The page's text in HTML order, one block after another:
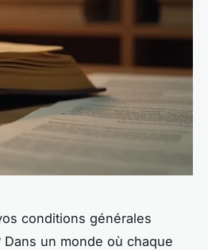
conditions générales
un monde où chaque